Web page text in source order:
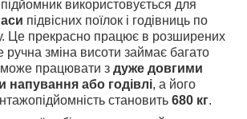
використовується для
підвісних поїлок і годівниць по
Це прекрасно працює в розширених
зміна висоти займає багато
може працювати з дуже довгими
напування або годівлі, а його
становить 680 кг.